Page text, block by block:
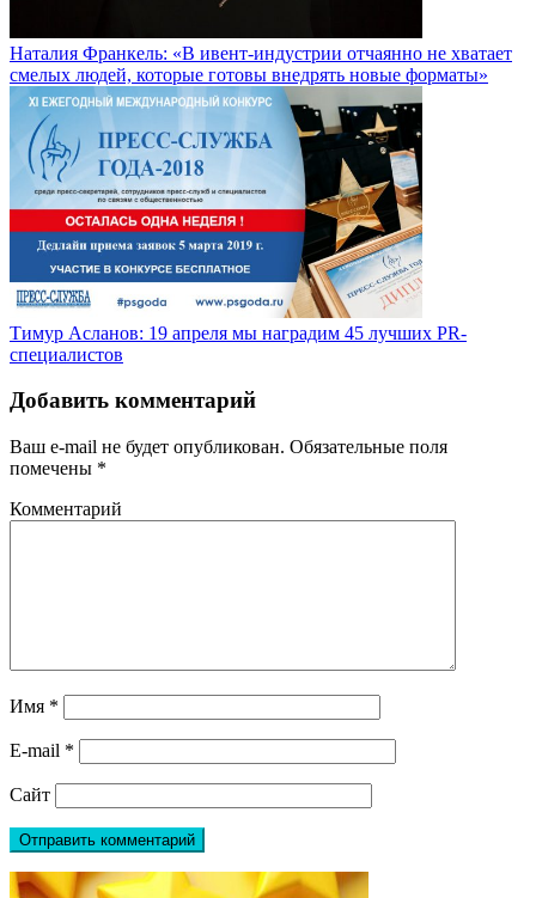
Наталия Франкель: «В ивент-индустрии отчаянно не хватает
смелых людей, которые готовы внедрять новые форматы»
Тимур Асланов: 19 апреля мы наградим 45 лучших PR-
специалистов
Добавить комментарий
Ваш e-mail не будет опубликован. Обязательные поля
помечены *
Комментарий
Имя *
E-mail *
Сайт